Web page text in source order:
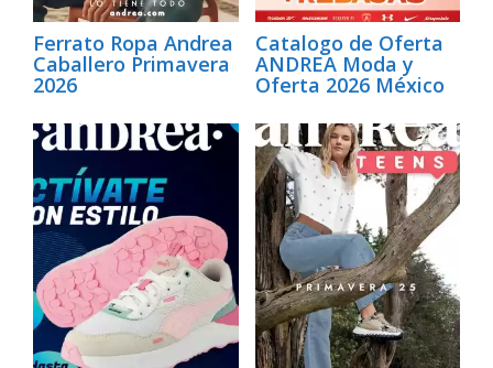
Ferrato Ropa Andrea
Caballero Primavera
2026
Catalogo de Oferta
ANDREA Moda y
Oferta 2026 México